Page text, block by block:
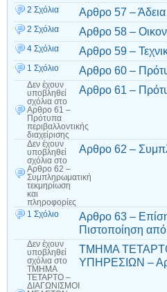
2 Σχόλια Αρθρο 57 – Άδεια
2 Σχόλια Αρθρο 58 –
4 Σχόλια Αρθρο 59 –
1 Σχόλιο Αρθρο 60 –
Δεν έχουν
υποβληθεί
σχόλια στο
Αρθρο 61 –
Πρότυπα
περιβαλλοντικής
διαχείρισης
Αρθρο 61 –
Δεν έχουν
υποβληθεί
σχόλια στο
Αρθρο 62 –
Συμπληρωματική
τεκμηρίωση
και
πληροφορίες
Αρθρο 62 –
1 Σχόλιο
Αρθρο 63 –
Πιστοποίηση από
Δεν έχουν
υποβληθεί
σχόλια στο
ΤΜΗΜΑ
ΤΕΤΑΡΤΟ –
ΔΙΑΓΩΝΙΣΜΟΙ
ΤΜΗΜΑ
ΥΠΗΡΕΣΙΩΝ –